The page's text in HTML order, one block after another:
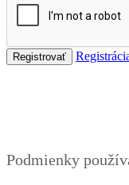
Podmienky